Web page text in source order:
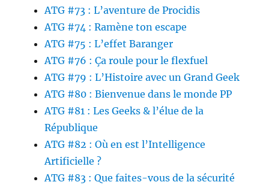
ATG #73 : L’aventure de Procidis
ATG #74 : Ramène ton escape
ATG #75 : L’effet Baranger
ATG #76 : Ça roule pour le flexfuel
ATG #79 : L’Histoire avec un Grand Geek
ATG #80 : Bienvenue dans le monde PP
ATG #81 : Les Geeks & l’élue de la
République
ATG #82 : Où en est l’Intelligence
Artificielle ?
ATG #83 : Que faites-vous de la sécurité